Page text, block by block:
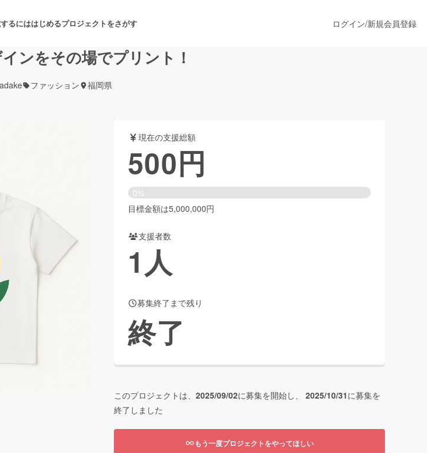
るにははじめるプロジェクトをさがす
舞台・パフォーマンス
ビューティー・ヘルスケア
Good
さと納税
ログイン/新規会員登録
ンをその場でプリント！
ファッション 福岡県
現在の支援総額
500円
0%
目標金額は5,000,000円
支援者数
1人
募集終了まで残り
終了
このプロジェクトは、 2025/09/02に募集を開始し、 2025/10/31に募集を
終了しました
もう一度プロジェクトをやってほしい